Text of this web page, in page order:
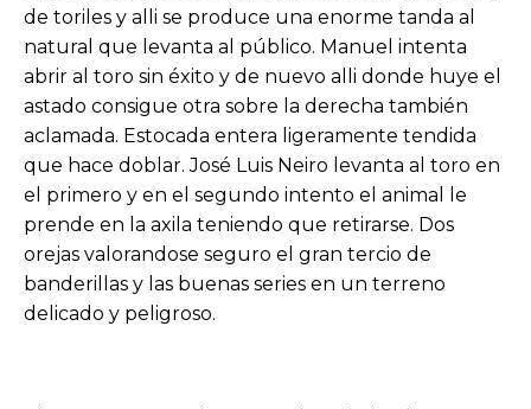
de toriles y alli se produce una enorme tanda al
natural que levanta al público. Manuel intenta
abrir al toro sin éxito y de nuevo alli donde huye el
astado consigue otra sobre la derecha también
aclamada. Estocada entera ligeramente tendida
que hace doblar. José Luis Neiro levanta al toro en
el primero y en el segundo intento el animal le
prende en la axila teniendo que retirarse. Dos
orejas valorandose seguro el gran tercio de
banderillas y las buenas series en un terreno
delicado y peligroso.